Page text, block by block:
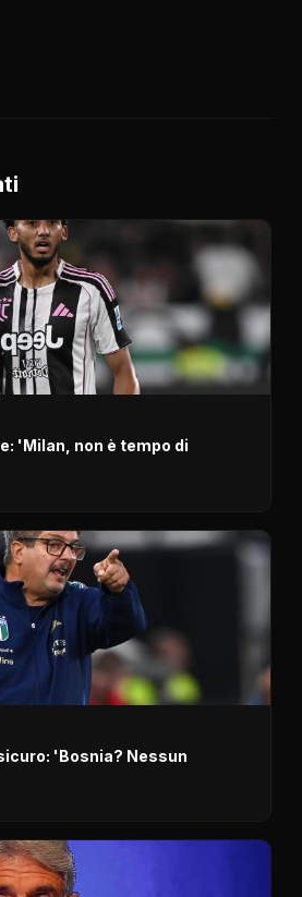
'Milan, non è tempo di
'Bosnia? Nessun